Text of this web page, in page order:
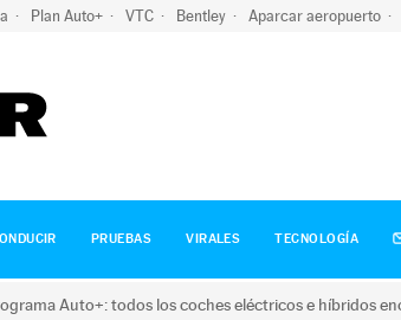
Plan Auto+ VTC Bentley Aparcar aeropuerto
PRUEBAS VIRALES TECNOLOGÍA
Auto+: todos los coches eléctricos e híbridos